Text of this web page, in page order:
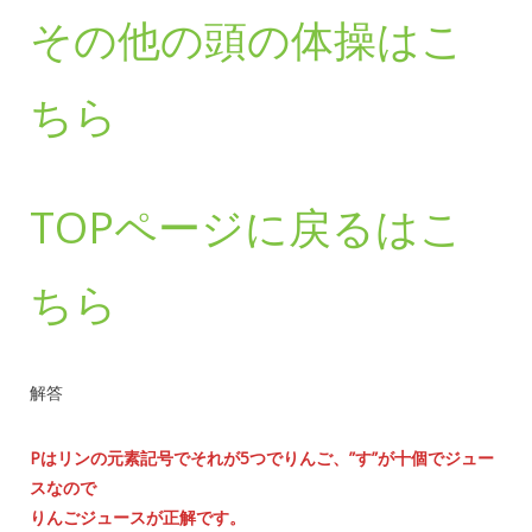
その他の頭の体操はこ
ちら
TOPページに戻るはこ
ちら
解答
Pはリンの元素記号でそれが5つでりんご、”す”が十個でジュー
スなので
りんごジュースが正解です。